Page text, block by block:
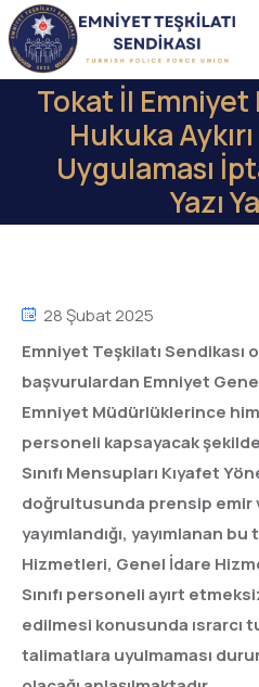
Tokat İl
Hukuka Aykırı
Uygulaması
Yazı
28 Şubat 2025
Emniyet Teşkilatı Sendikası
başvurulardan Emniyet
Emniyet Müdürlüklerince
personeli kapsayacak
Sınıfı Mensupları Kıyafet
doğrultusunda prensip emir
yayımlandığı, yayımlanan
Hizmetleri, Genel İdare
Sınıfı personeli ayırt
edilmesi konusunda ısrarcı
talimatlara uyulmaması